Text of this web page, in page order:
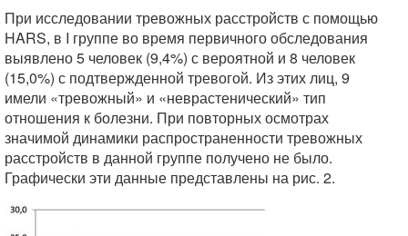
При исследовании тревожных расстройств с помощью
HARS, в I группе во время первичного обследования
выявлено 5 человек (9,4%) с вероятной и 8 человек
(15,0%) с подтвержденной тревогой. Из этих лиц, 9
имели «тревожный» и «неврастенический» тип
отношения к болезни. При повторных осмотрах
значимой динамики распространенности тревожных
расстройств в данной группе получено не было.
Графически эти данные представлены на рис. 2.